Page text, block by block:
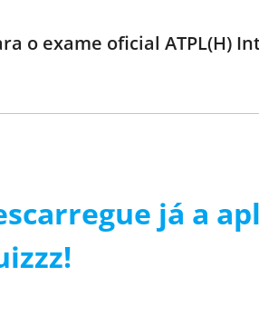
o exame oficial ATPL(H)
já a